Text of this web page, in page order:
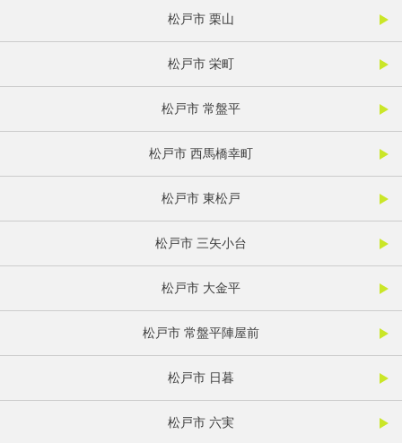
松戸市 栗山
松戸市 栄町
松戸市 常盤平
松戸市 西馬橋幸町
松戸市 東松戸
松戸市 三矢小台
松戸市 大金平
松戸市 常盤平陣屋前
松戸市 日暮
松戸市 六実